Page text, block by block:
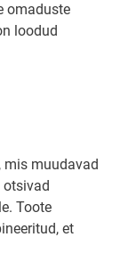
omaduste
loodud
mis muudavad
otsivad
Toote
et